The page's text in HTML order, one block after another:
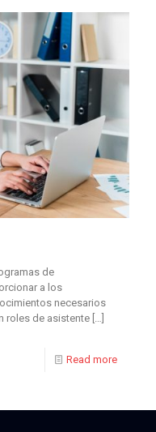
de
a los
necesarios
roles de asistente […]
Read more